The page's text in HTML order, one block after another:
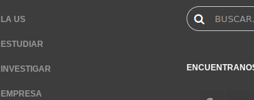
LA US
ESTUDIAR
INVESTIGAR
EMPRESA